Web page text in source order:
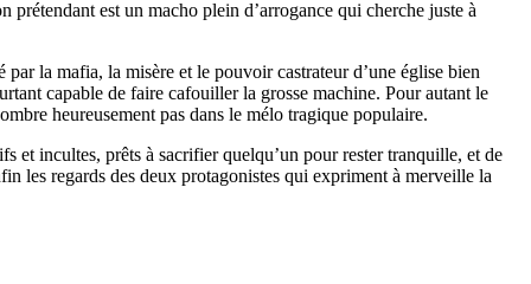
est un macho plein d’arrogance qui cherche juste à
la mafia, la misère et le pouvoir castrateur d’une église bien
capable de faire cafouiller la grosse machine. Pour autant le
heureusement pas dans le mélo tragique populaire.
et incultes, prêts à sacrifier quelqu’un pour rester tranquille, et de
les regards des deux protagonistes qui expriment à merveille la